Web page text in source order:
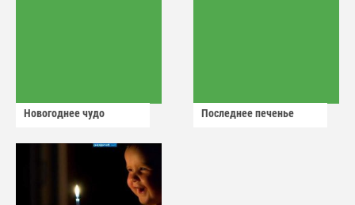
Новогоднее чудо Последнее печенье